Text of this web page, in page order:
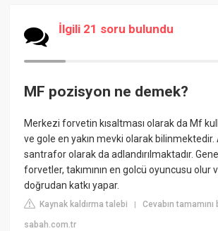
İlgili 21 soru bulundu
MF pozisyon ne demek?
Merkezi forvetin kısaltması olarak da Mf
ve gole en yakın mevki olarak bilinmektedir.
santrafor olarak da adlandırılmaktadır.
forvetler, takımının en golcü oyuncusu olur
doğrudan katkı yapar.
Kaynak kaldırma talebi |Cevabın
sabah.com.tr